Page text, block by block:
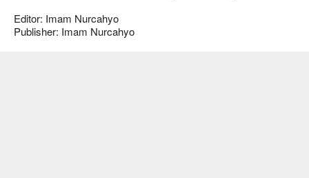
Editor: Imam Nurcahyo
Publisher: Imam Nurcahyo